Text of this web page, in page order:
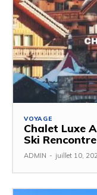
VOYAGE
Chalet Luxe
Ski
ADMIN - juillet 10,